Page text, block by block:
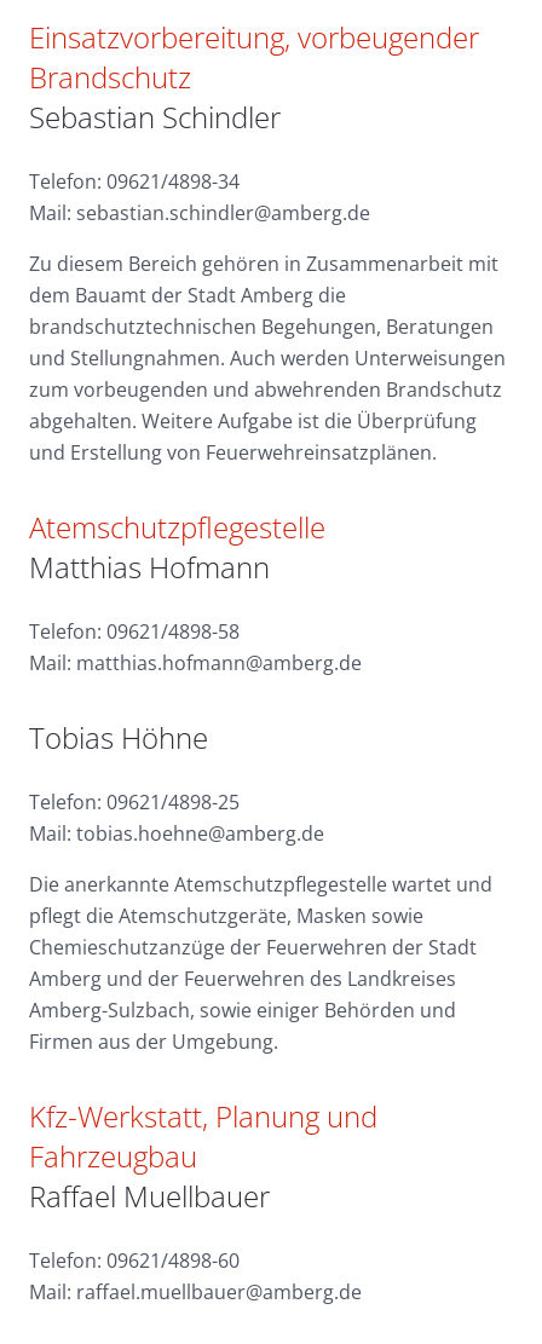
Einsatzvorbereitung, vorbeugender
Brandschutz
Sebastian Schindler
Telefon: 09621/4898-34
Mail: sebastian.schindler@amberg.de
Zu diesem Bereich gehören in Zusammenarbeit mit
dem Bauamt der Stadt Amberg die
brandschutztechnischen Begehungen, Beratungen
und Stellungnahmen. Auch werden Unterweisungen
zum vorbeugenden und abwehrenden Brandschutz
abgehalten. Weitere Aufgabe ist die Überprüfung
und Erstellung von Feuerwehreinsatzplänen.
Atemschutzpflegestelle
Matthias Hofmann
Telefon: 09621/4898-58
Mail: matthias.hofmann@amberg.de
Tobias Höhne
Telefon: 09621/4898-25
Mail: tobias.hoehne@amberg.de
Die anerkannte Atemschutzpflegestelle wartet und
pflegt die Atemschutzgeräte, Masken sowie
Chemieschutzanzüge der Feuerwehren der Stadt
Amberg und der Feuerwehren des Landkreises
Amberg-Sulzbach, sowie einiger Behörden und
Firmen aus der Umgebung.
Kfz-Werkstatt, Planung und
Fahrzeugbau
Raffael Muellbauer
Telefon: 09621/4898-60
Mail: raffael.muellbauer@amberg.de